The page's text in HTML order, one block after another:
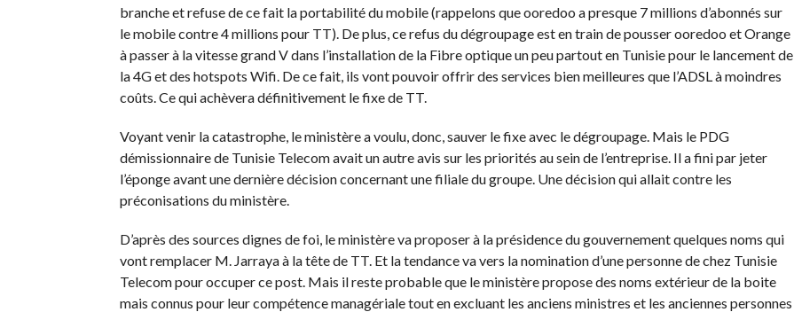
branche et refuse de ce fait la portabilité du mobile (rappelons que ooredoo a presque 7 millions d’abonnés sur
le mobile contre 4 millions pour TT). De plus, ce refus du dégroupage est en train de pousser ooredoo et Orange
à passer à la vitesse grand V dans l’installation de la Fibre optique un peu partout en Tunisie pour le lancement de
la 4G et des hotspots Wifi. De ce fait, ils vont pouvoir offrir des services bien meilleures que l’ADSL à moindres
coûts. Ce qui achèvera définitivement le fixe de TT.
Voyant venir la catastrophe, le ministère a voulu, donc, sauver le fixe avec le dégroupage. Mais le PDG
démissionnaire de Tunisie Telecom avait un autre avis sur les priorités au sein de l’entreprise. Il a fini par jeter
l’éponge avant une dernière décision concernant une filiale du groupe. Une décision qui allait contre les
préconisations du ministère.
D’après des sources dignes de foi, le ministère va proposer à la présidence du gouvernement quelques noms qui
vont remplacer M. Jarraya à la tête de TT. Et la tendance va vers la nomination d’une personne de chez Tunisie
Telecom pour occuper ce post. Mais il reste probable que le ministère propose des noms extérieur de la boite
mais connus pour leur compétence managériale tout en excluant les anciens ministres et les anciennes personnes